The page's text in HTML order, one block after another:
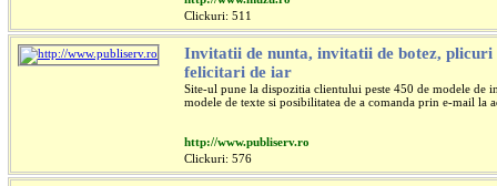
Clickuri: 511
Invitatii de nunta, invitatii de botez,
felicitari de iar
Site-ul pune la dispozitia clientului peste 450 de modele
modele de texte si posibilitatea de a comanda prin e-mail la
http://www.publiserv.ro
Clickuri: 576